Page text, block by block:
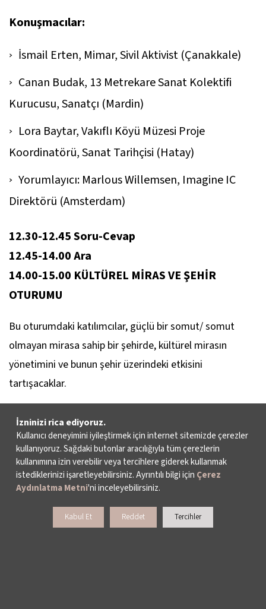
Konuşmacılar:
İsmail Erten, Mimar, Sivil Aktivist (Çanakkale)
Canan Budak, 13 Metrekare Sanat Kolektifi
Kurucusu, Sanatçı (Mardin)
Lora Baytar, Vakıflı Köyü Müzesi Proje
Koordinatörü, Sanat Tarihçisi (Hatay)
Yorumlayıcı: Marlous Willemsen, Imagine IC
Direktörü (Amsterdam)
12.30-12.45 Soru-Cevap
12.45-14.00 Ara
14.00-15.00 KÜLTÜREL MİRAS VE ŞEHİR
OTURUMU
Bu oturumdaki katılımcılar, güçlü bir somut/ somut
olmayan mirasa sahip bir şehirde, kültürel mirasın
yönetimini ve bunun şehir üzerindeki etkisini
tartışacaklar.
Moderatör:
Doç. Dr. Burak Asiliskender, Abdullah Gül
Üniversitesi Mimarlık Fakültesi Mimarlık Bölüm Başkanı
(Kayseri)
Konuşmacılar:
Çetin Şişman, TC Kültür ve Turizm Bakanlığı
İzninizi rica ediyoruz.
Kullanıcı deneyimini iyileştirmek için internet sitemizde çerezler
kullanıyoruz. Sağdaki butonlar aracılığıyla tüm çerezlerin
kullanımına izin verebilir veya tercihlere giderek kullanmak
istediklerinizi işaretleyebilirsiniz. Ayrıntılı bilgi için Çerez
Aydınlatma Metni'ni inceleyebilirsiniz.
Kabul Et Reddet Tercihler